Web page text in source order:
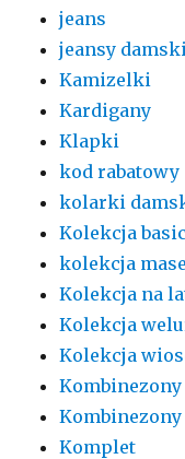
jeans
jeansy
Kamizelki
Kardigany
Klapki
kod rabatowy
kolarki
Kolekcja basic
kolekcja
Kolekcja na
Kolekcja
Kolekcja
Kombinezony
Komplet